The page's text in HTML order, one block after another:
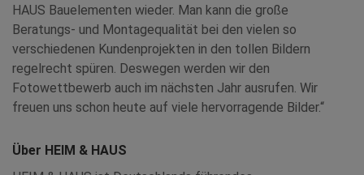
HAUS Bauelementen wieder. Man kann die große
Beratungs- und Montagequalität bei den vielen so
verschiedenen Kundenprojekten in den tollen Bildern
regelrecht spüren. Deswegen werden wir den
Fotowettbewerb auch im nächsten Jahr ausrufen. Wir
freuen uns schon heute auf viele hervorragende Bilder.“
Über HEIM & HAUS